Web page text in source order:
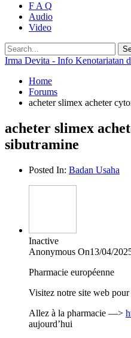
F A Q
Audio
Video
Irma Devita - Info Kenotariatan
Home
Forums
acheter slimex acheter
acheter slimex
sibutramine
Posted In: Badan Usaha
Inactive
Anonymous On13/04/
Pharmacie européenne
Visitez notre site web
Allez à la pharmacie —>
aujourd’hui